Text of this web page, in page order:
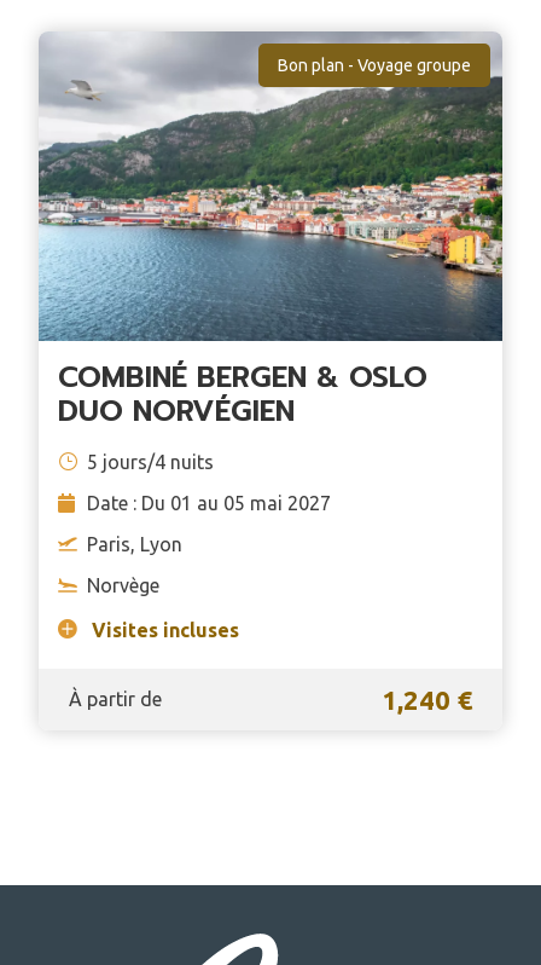
Bon plan - Voyage groupe
COMBINÉ BERGEN & OSLO
DUO NORVÉGIEN
5 jours/4 nuits
Date : Du 01 au 05 mai 2027
Paris, Lyon
Norvège
Visites incluses
À partir de 1,240 €